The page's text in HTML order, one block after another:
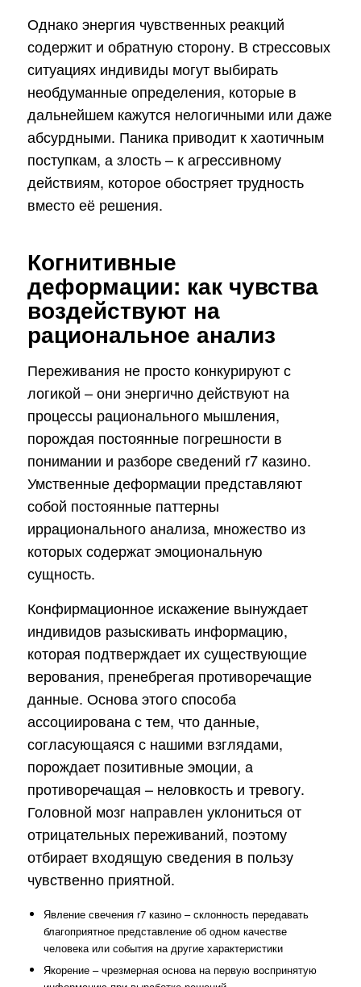
Однако энергия чувственных реакций
содержит и обратную сторону. В стрессовых
ситуациях индивиды могут выбирать
необдуманные определения, которые в
дальнейшем кажутся нелогичными или даже
абсурдными. Паника приводит к хаотичным
поступкам, а злость – к агрессивному
действиям, которое обостряет трудность
вместо её решения.
Когнитивные
деформации: как чувства
воздействуют на
рациональное анализ
Переживания не просто конкурируют с
логикой – они энергично действуют на
процессы рационального мышления,
порождая постоянные погрешности в
понимании и разборе сведений r7 казино.
Умственные деформации представляют
собой постоянные паттерны
иррационального анализа, множество из
которых содержат эмоциональную
сущность.
Конфирмационное искажение вынуждает
индивидов разыскивать информацию,
которая подтверждает их существующие
верования, пренебрегая противоречащие
данные. Основа этого способа
ассоциирована с тем, что данные,
согласующаяся с нашими взглядами,
порождает позитивные эмоции, а
противоречащая – неловкость и тревогу.
Головной мозг направлен уклониться от
отрицательных переживаний, поэтому
отбирает входящую сведения в пользу
чувственно приятной.
Явление свечения r7 казино – склонность передавать
благоприятное представление об одном качестве
человека или события на другие характеристики
Якорение – чрезмерная основа на первую воспринятую